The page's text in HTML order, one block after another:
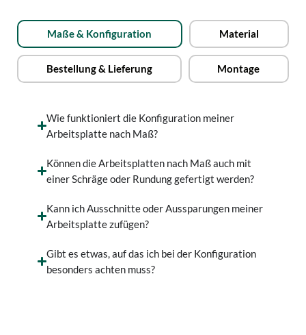
Maße & Konfiguration Material
Bestellung & Lieferung Montage
Wie funktioniert die Konfiguration meiner
Arbeitsplatte nach Maß?
Können die Arbeitsplatten nach Maß auch mit
einer Schräge oder Rundung gefertigt werden?
Kann ich Ausschnitte oder Aussparungen meiner
Arbeitsplatte zufügen?
Gibt es etwas, auf das ich bei der Konfiguration
besonders achten muss?